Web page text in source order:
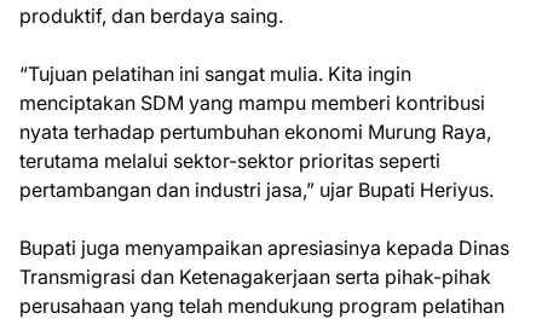
produktif, dan berdaya saing.
“Tujuan pelatihan ini sangat mulia. Kita ingin
menciptakan SDM yang mampu memberi kontribusi
nyata terhadap pertumbuhan ekonomi Murung Raya,
terutama melalui sektor-sektor prioritas seperti
pertambangan dan industri jasa,” ujar Bupati Heriyus.
Bupati juga menyampaikan apresiasinya kepada Dinas
Transmigrasi dan Ketenagakerjaan serta pihak-pihak
perusahaan yang telah mendukung program pelatihan